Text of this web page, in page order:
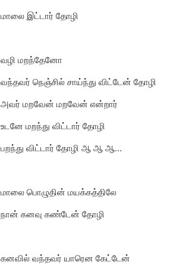
மாலை இட்டார் தோழி
வழி மறந்தேனோ
வந்தவர் நெஞ்சில் சாய்ந்து விட்டேன் தோழி
அவர் மறவேன் மறவேன் என்றார்
உடனே மறந்து விட்டார் தோழி
பறந்து விட்டார் தோழி ஆ ஆ ஆ…
மாலை பொழுதின் மயக்கத்திலே
நான் கனவு கண்டேன் தோழி
கனவில் வந்தவர் யாரென கேட்டேன்